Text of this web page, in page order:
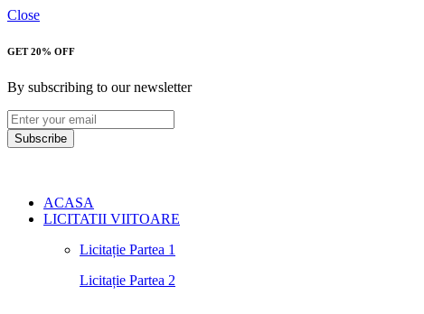
Close
GET 20% OFF
By subscribing to our newsletter
Subscribe
ACASA
LICITATII VIITOARE
Licitație Partea 1
Licitație Partea 2